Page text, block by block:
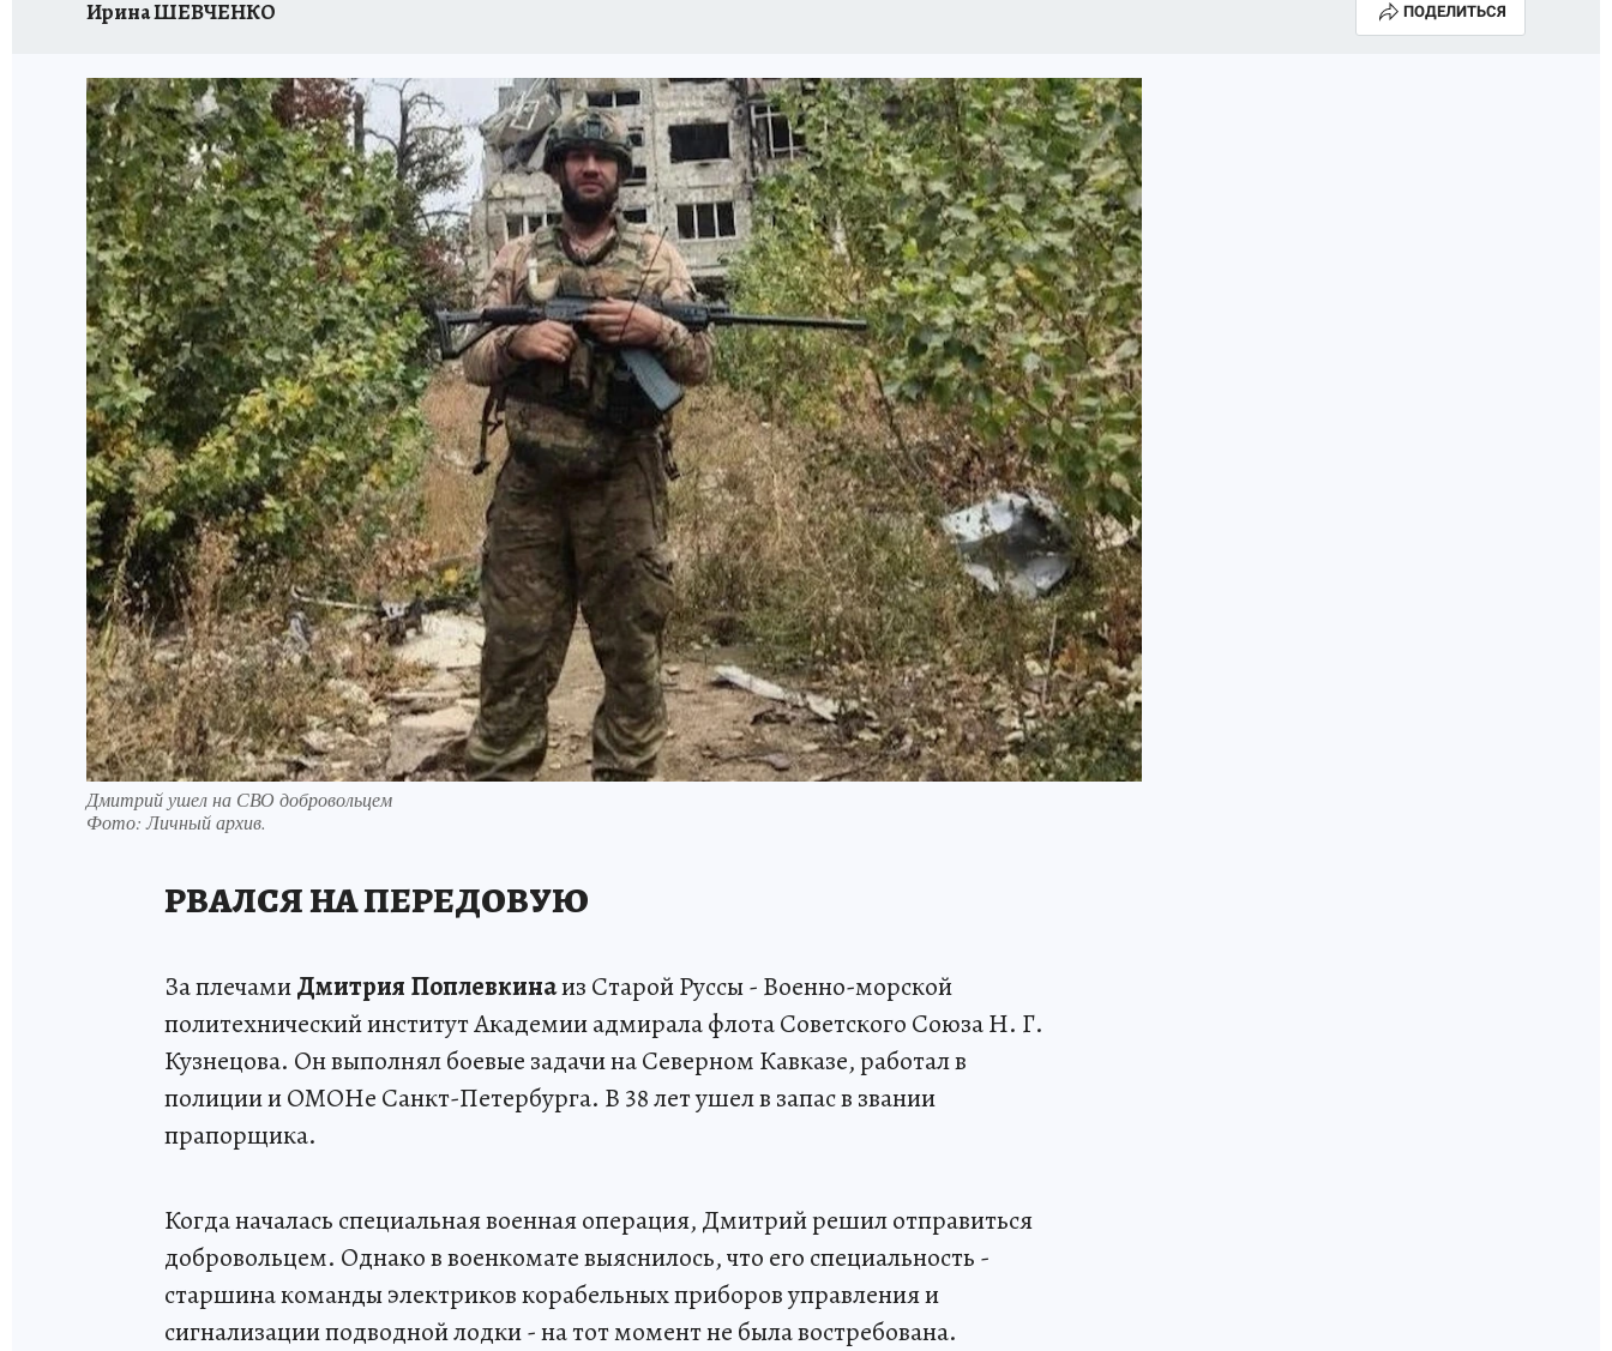
Ирина ШЕВЧЕНКО ПОДЕЛИТЬСЯ
Дмитрий ушел на СВО добровольцем
Фото:Личный архив.
РВАЛСЯ НА ПЕРЕДОВУЮ
За плечамиДмитрия Поплевкинаиз Старой Руссы - Военно-морской
политехнический институт Академии адмирала флота Советского Союза Н. Г.
Кузнецова. Он выполнял боевые задачи на Северном Кавказе, работал в
полиции и ОМОНе Санкт-Петербурга. В 38 лет ушел в запас в звании
прапорщика.
Когда началась специальная военная операция, Дмитрий решил отправиться
добровольцем. Однако в военкомате выяснилось, что его специальность -
старшина команды электриков корабельных приборов управления и
сигнализации подводной лодки - на тот момент не была востребована.